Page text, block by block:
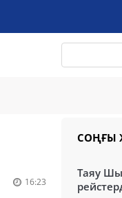
16:23
СОҢҒЫ
Таяу